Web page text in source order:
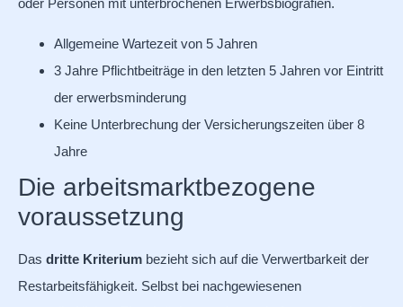
oder Personen mit unterbrochenen Erwerbsbiografien.
Allgemeine Wartezeit von 5 Jahren
3 Jahre Pflichtbeiträge in den letzten 5 Jahren vor Eintritt
der erwerbsminderung
Keine Unterbrechung der Versicherungszeiten über 8
Jahre
Die arbeitsmarktbezogene
voraussetzung
Das dritte Kriterium bezieht sich auf die Verwertbarkeit der
Restarbeitsfähigkeit. Selbst bei nachgewiesenen